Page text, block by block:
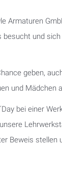
Armaturen
und
geben,
und Mädchen
bei einer
Beweis stellen